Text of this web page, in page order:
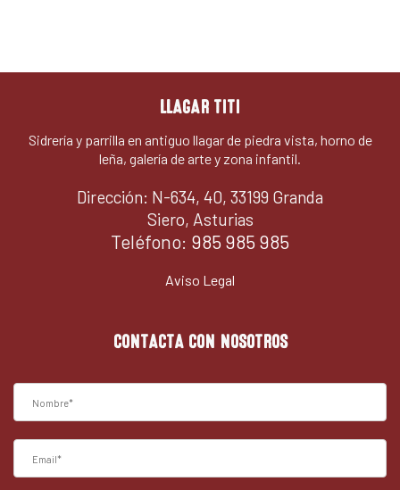
LLAGAR TITI
Sidrería y parrilla en antiguo llagar de piedra vista, horno de
leña, galería de arte y zona infantil.
Dirección: N-634, 40, 33199 Granda
Siero, Asturias
Teléfono: 985 985 985
Aviso Legal
CONTACTA CON NOSOTROS